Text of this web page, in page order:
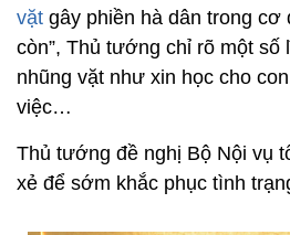
vặt gây phiền hà dân trong cơ
còn”, Thủ tướng chỉ rõ một số
nhũng vặt như xin học cho
việc…
Thủ tướng đề nghị Bộ Nội vụ
xẻ để sớm khắc phục tình